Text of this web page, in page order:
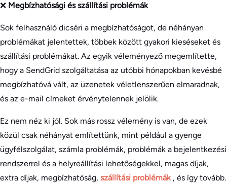
❌ Megbízhatósági és szállítási problémák
Sok felhasználó dicséri a megbízhatóságot, de néhányan
problémákat jelentettek, többek között gyakori kieséseket és
szállítási problémákat. Az egyik véleményező megemlítette,
hogy a SendGrid szolgáltatása az utóbbi hónapokban kevésbé
megbízhatóvá vált, az üzenetek véletlenszerűen elmaradnak,
és az e-mail címeket érvénytelennek jelölik.
Ez nem néz ki jól. Sok más rossz vélemény is van, de ezek
közül csak néhányat említettünk, mint például a gyenge
ügyfélszolgálat, számla problémák, problémák a bejelentkezési
rendszerrel és a helyreállítási lehetőségekkel, magas díjak,
extra díjak, megbízhatóság, szállítási problémák , és így tovább.